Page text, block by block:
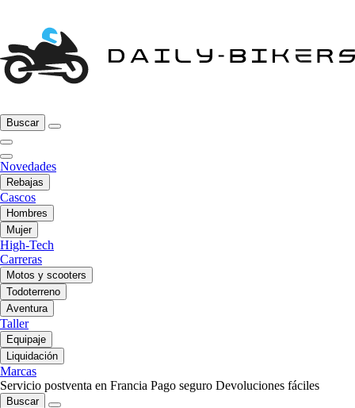
Buscar
Novedades
Rebajas
Cascos
Hombres
Mujer
High-Tech
Carreras
Motos y scooters
Todoterreno
Aventura
Taller
Equipaje
Liquidación
Marcas
Servicio postventa en Francia Pago seguro Devoluciones fáciles
Buscar